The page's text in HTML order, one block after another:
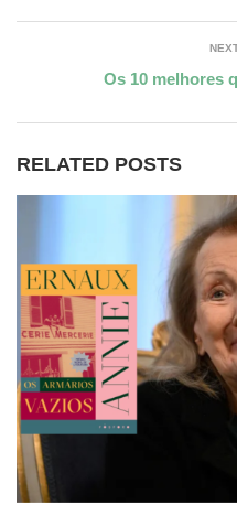
Os 10 melhores
RELATED POSTS